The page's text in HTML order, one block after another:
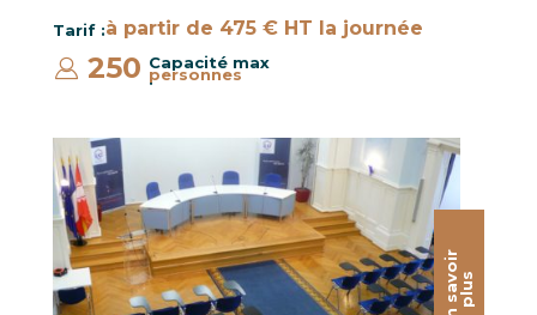
Tarif :à partir de 475 € HT la journée
Capacité max
:
250 personnes
Salle des Séances / CCI Mulhouse
E
n
s
av
o
i
r
p
l
us